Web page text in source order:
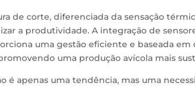
de corte, diferenciada da sensação
a produtividade. A integração de
uma gestão eficiente e baseada em
uma produção avícola mais
é apenas uma tendência, mas uma